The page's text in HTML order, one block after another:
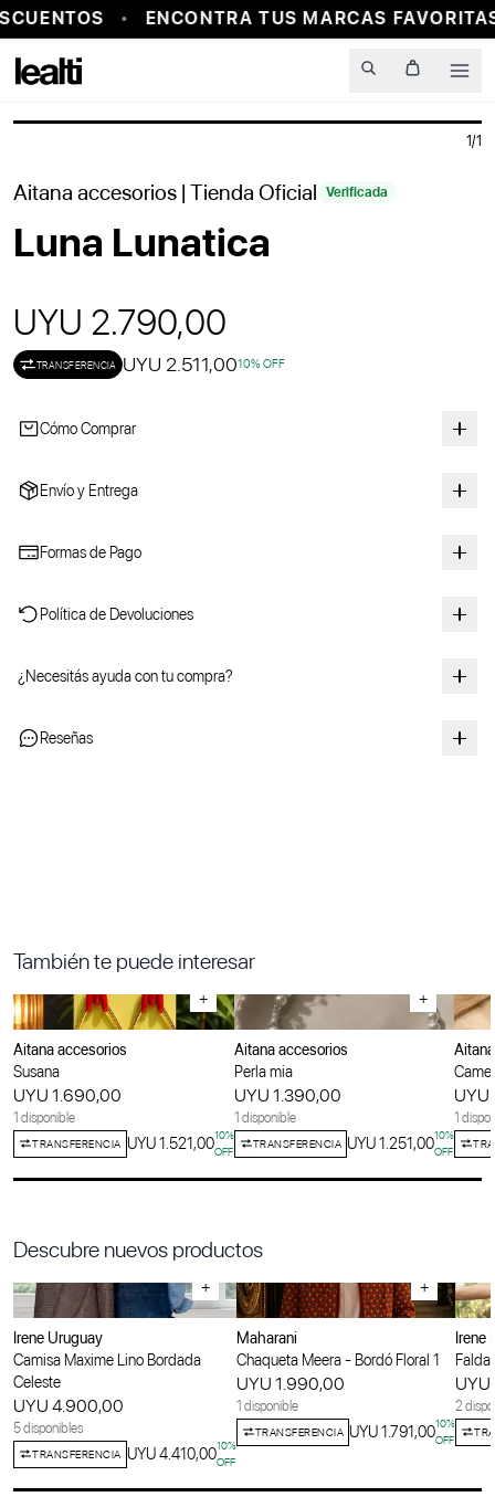
ENCONTRA TUS MARCAS
PROBADOR VIRTUAL
1/1
Aitana accesorios | Tienda Oficial Verificada
Luna Lunatica
UYU 2.790,00
TRANSFERENCIA UYU 2.511,0010% OFF
Cómo Comprar
Envío y Entrega
Formas de Pago
Política de Devoluciones
¿Necesitás ayuda con tu compra?
Reseñas
También te puede interesar
+
Aitana accesorios
Susana
UYU 1.690,00
1 disponible
TRANSFERENCIA UYU 1.521,0010%
OFF
+
Aitana accesorios
Perla mia
UYU 1.390,00
1 disponible
TRANSFERENCIA UYU 1.251,0010%
OFF
UYU
1
Descubre nuevos productos
+
Irene Uruguay
Camisa Maxime Lino Bordada
Celeste
UYU 4.900,00
5 disponibles
TRANSFERENCIA UYU 4.410,0010%
OFF
+
Maharani
Chaqueta Meera - Bordó Floral 1
UYU 1.990,00
1 disponible
TRANSFERENCIA UYU 1.791,0010%
OFF
Irene
Falda
2